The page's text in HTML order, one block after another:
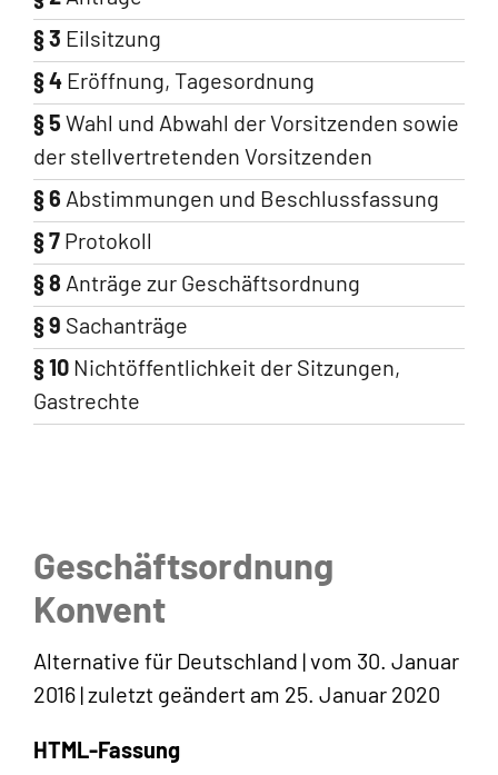
Geschäftsordnung
Konvent
Alternative für Deutschland | vom 30. Januar
2016 | zuletzt geändert am 25. Januar 2020
HTML-Fassung
§ 3 Eilsitzung
§ 4 Eröffnung, Tagesordnung
§ 5 Wahl und Abwahl der Vorsitzenden sowie
der stellvertretenden Vorsitzenden
§ 6 Abstimmungen und Beschlussfassung
§ 7 Protokoll
§ 8 Anträge zur Geschäftsordnung
§ 9 Sachanträge
§ 10 Nichtöffentlichkeit der Sitzungen,
Gastrechte